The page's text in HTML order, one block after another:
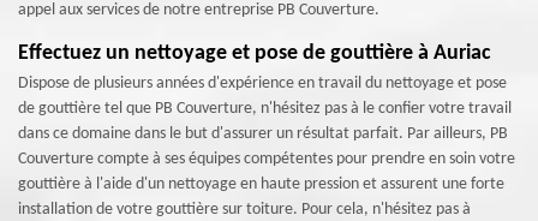
appel aux services de notre entreprise PB Couverture.
Effectuez un nettoyage et pose de gouttière à Auriac
Dispose de plusieurs années d'expérience en travail du nettoyage et pose
de gouttière tel que PB Couverture, n'hésitez pas à le confier votre travail
dans ce domaine dans le but d'assurer un résultat parfait. Par ailleurs, PB
Couverture compte à ses équipes compétentes pour prendre en soin votre
gouttière à l'aide d'un nettoyage en haute pression et assurent une forte
installation de votre gouttière sur toiture. Pour cela, n'hésitez pas à